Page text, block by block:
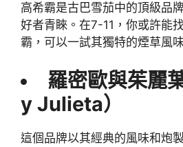
高希霸是古巴雪茄中的頂級品
好者青睞。在7-11，你或許能
霸，可以一試其獨特的煙草風味
羅密歐與茱麗
y Julieta）
這個品牌以其經典的風味和炮